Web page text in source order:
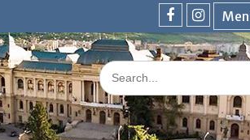
Facebook
Search
for: